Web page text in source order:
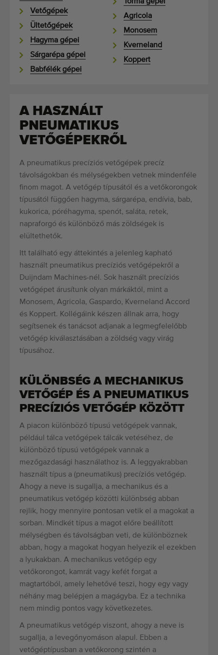
Vetőgépek
Ültetőgépek
Hagyma gépei
Sárgarépa gépei
Babfélék gépei
Agricola
Monosem
Kverneland
Koppert
A HASZNÁLT
PNEUMATIKUS
VETŐGÉPEKRŐL
A pneumatikus precíziós vetőgépek precíz
távolságokban és mélységekben vetnek mindenféle
finom magot. A vetőgép típusától és a vetőkorongok
típusától függően hagyma, sárgarépa, endívia, bab,
kukorica, póréhagyma, spenót, saláta, retek,
napraforgó és különböző más zöldségek is
elültethetők.
Itt található egy áttekintés a jelenleg kapható
használt pneumatikus precíziós vetőgépekről a
Duijndam Machines-nél. Sok használt precíziós
vetőgépet árusítunk olyan márkáktól, mint a
Monosem, Agricola, Gaspardo, Kverneland Accord
és Koppert. Kollégáink készen állnak arra, hogy
segítsenek és tanácsot adjanak a legmegfelelőbb
vetőgép kiválasztásában a zöldség vagy virág
típusához.
KÜLÖNBSÉG A MECHANIKUS
VETŐGÉP ÉS A PNEUMATIKUS
PRECÍZIÓS VETŐGÉP KÖZÖTT
A piacon különböző típusú vetőgépek vannak,
például tálca vetőgépek tálcák vetéséhez, de
különböző típusú vetőgépek vannak a
mezőgazdasági használathoz is. A leggyakrabban
használt típus a (pneumatikus) precíziós vetőgép.
Ahogy a neve is sugallja, a mechanikus és a
pneumatikus vetőgép közötti különbség abban
rejlik, hogy mennyire pontosan vetik el a magokat a
sorban. Mindkét típus a magot előre beállított
mélységben és távolságban veti, de különböznek
abban, hogy a magokat hogyan helyezik el ezekben
a lyukakban. A mechanikus vetőgép egy
vetőkorongot, kamrát vagy kefét forgat a
magtartóból, amely lehetővé teszi, hogy egy vagy
néhány mag belépjen a magágyba. Ez a technika
nem mindig pontos vagy következetes.
A pneumatikus vetőgép viszont, ahogy a neve is
sugallja, a levegőnyomáson alapul. Ebben a
vetőgéptípusban a vetőkorong szintén a